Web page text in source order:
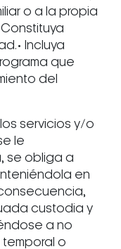
o a la propia
Incluya
que
del
servicios y/o
le
se obliga a
en
custodia y
a no
o